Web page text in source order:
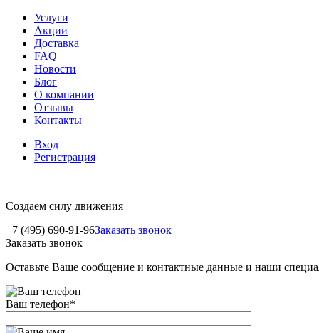
Услуги
Акции
Доставка
FAQ
Новости
Блог
О компании
Отзывы
Контакты
Вход
Регистрация
Создаем силу движения
+7 (495) 690-91-96Заказать звонок
Заказать звонок
Оставьте Ваше сообщение и контактные данные и наши
Ваш телефон*